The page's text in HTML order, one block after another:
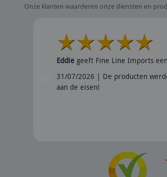
Onze klanten waarderen onze diensten en
Eddiegeeft Fine Line Imports een
31/07/2026 | De producten
aan de eisen!